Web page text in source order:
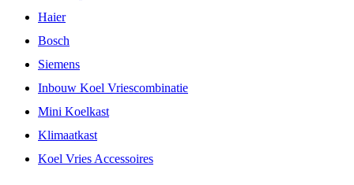
Haier
Bosch
Siemens
Inbouw Koel Vriescombinatie
Mini Koelkast
Klimaatkast
Koel Vries Accessoires